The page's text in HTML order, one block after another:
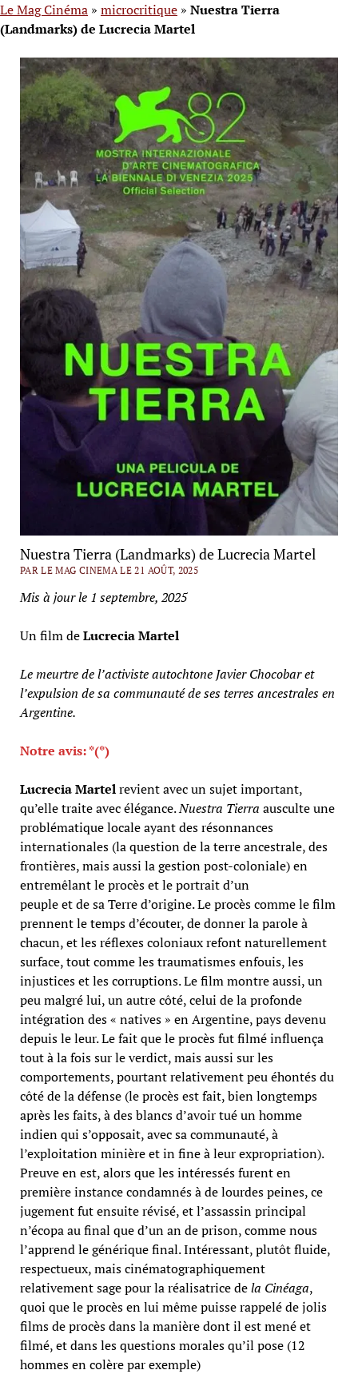
Le Mag Cinéma » microcritique » Nuestra Tierra
(Landmarks) de Lucrecia Martel
Nuestra Tierra (Landmarks) de Lucrecia Martel
PAR LE MAG CINEMA LE 21 AOÛT, 2025
Mis à jour le 1 septembre, 2025
Un film deLucrecia Martel
Le meurtre de l’activiste autochtone Javier Chocobar et
l’expulsion de sa communauté de ses terres ancestrales en
Argentine.
Notre avis: *(*)
Lucrecia Martelrevient avec un sujet important,
qu’elle traite avec élégance.Nuestra Tierra ausculte une
problématique locale ayant des résonnances
internationales (la question de la terre ancestrale, des
frontières, mais aussi la gestion post-coloniale) en
entremêlant le procès et le portrait d’un
peuple et de sa Terre d’origine. Le procès comme le film
prennent le temps d’écouter, de donner la parole à
chacun, et les réflexes coloniaux refont naturellement
surface, tout comme les traumatismes enfouis, les
injustices et les corruptions. Le film montre aussi, un
peu malgré lui, un autre côté, celui de la profonde
intégration des « natives » en Argentine, pays devenu
depuis le leur. Le fait que le procès fut filmé influença
tout à la fois sur le verdict, mais aussi sur les
comportements, pourtant relativement peu éhontés du
côté de la défense (le procès est fait, bien longtemps
après les faits, à des blancs d’avoir tué un homme
indien qui s’opposait, avec sa communauté, à
l’exploitation minière et in fine à leur expropriation).
Preuve en est, alors que les intéressés furent en
première instance condamnés à de lourdes peines, ce
jugement fut ensuite révisé, et l’assassin principal
n’écopa au final que d’un an de prison, comme nous
l’apprend le générique final. Intéressant, plutôt fluide,
respectueux, mais cinématographiquement
relativement sage pour la réalisatrice dela Cinéaga,
quoi que le procès en lui même puisse rappelé de jolis
films de procès dans la manière dont il est mené et
filmé, et dans les questions morales qu’il pose (12
hommes en colère par exemple)